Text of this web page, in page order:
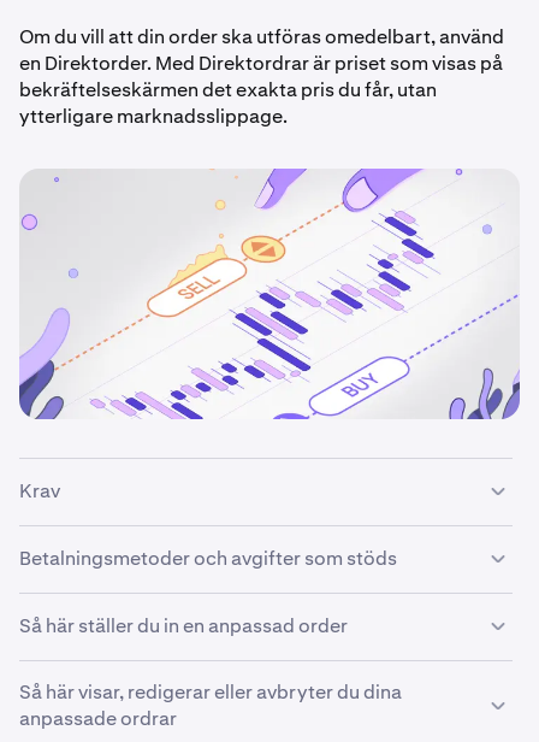
Om du vill att din order ska utföras omedelbart, använd
en Direktorder. Med Direktordrar är priset som visas på
bekräftelseskärmen det exakta pris du får, utan
ytterligare marknadsslippage.
Krav
För att vara berättigad att ställa in en anpassad order
måste ditt Kraken-konto varaverifierat.
Betalningsmetoder och avgifter som stöds
Det är möjligt att ställa in en anpassad order med:
1 Ditt kontantsaldo.
2 Betal- eller kreditkort
Så här ställer du in en anpassad order
1
Logga in på ditt Kraken-konto. Använd Direkt-
widgeten som finns på höger sida.
Så här visar, redigerar eller avbryter du dina
anpassade ordrar